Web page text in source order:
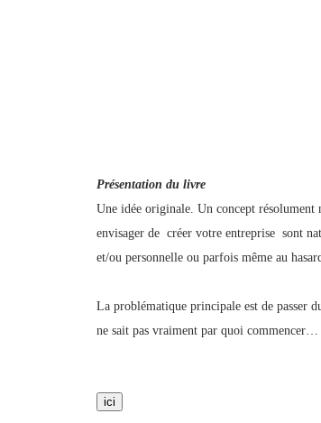
Présentation du livre
Une idée originale. Un concept
envisager de créer votre entreprise sont
et/ou personnelle ou parfois même au
La problématique principale est de passer
ne sait pas vraiment par quoi commencer…
ici